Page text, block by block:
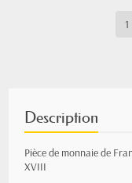
Description
Pièce de monnaie de
XVIII